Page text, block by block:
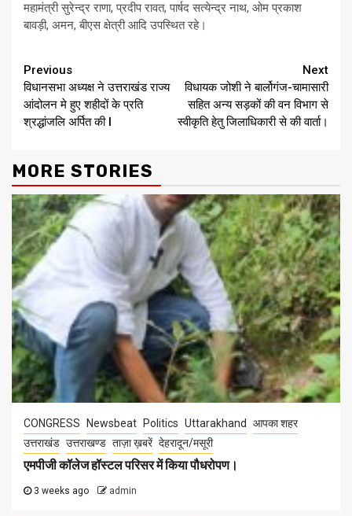
महामंत्री सुरेन्द्र राणा, प्रदीप रावत, पार्षद सत्येन्द्र नाथ, ओम प्रकाश
बावड़ी, अमन, बीएस क्षेत्री आदि उपस्थित रहे।
Continue
Reading
Previous
विधानसभा अध्यक्ष ने उत्तराखंड राज्य
आंदोलन मे हुए शहीदों के प्रति
श्रद्धांजलि अर्पित की l
Next
विधायक जोशी ने बार्लोगंज-चामासारी
सहित अन्य सड़कों की वन विभाग से
स्वीकृति हेतु जिलाधिकारी से की वार्ता।
MORE STORIES
CONGRESS Newsbeat Politics Uttarakhand
आपका शहर
उत्तराखंड उत्तराखण्ड ताज़ा ख़बरें देहरादून/मसूरी
एमपीजी कॉलेज हॉस्टल परिसर में किया पौधरोपण।
3 weeks ago admin